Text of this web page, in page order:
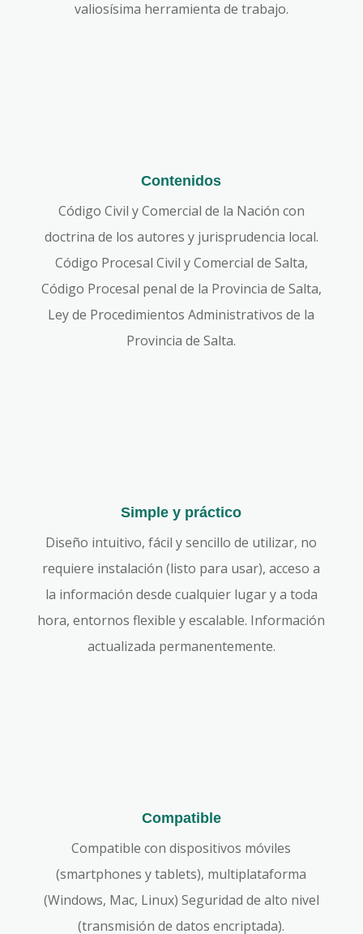
valiosísima herramienta de trabajo.
Contenidos
Código Civil y Comercial de la Nación con
doctrina de los autores y jurisprudencia local.
Código Procesal Civil y Comercial de Salta,
Código Procesal penal de la Provincia de Salta,
Ley de Procedimientos Administrativos de la
Provincia de Salta.
Simple y práctico
Diseño intuitivo, fácil y sencillo de utilizar, no
requiere instalación (listo para usar), acceso a
la información desde cualquier lugar y a toda
hora, entornos flexible y escalable. Información
actualizada permanentemente.
Compatible
Compatible con dispositivos móviles
(smartphones y tablets), multiplataforma
(Windows, Mac, Linux) Seguridad de alto nivel
(transmisión de datos encriptada).